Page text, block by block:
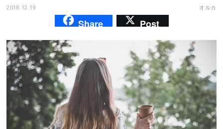
マッチングアプリ
結婚相談所
あるある
その他
ドキドキ
2018.12.19 オルカ
Share Post